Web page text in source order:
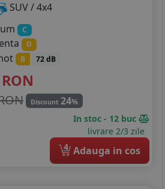
SUV / 4x4
C
D
B 72 dB
RON
Discount 24%
In stoc - 12 buc
livrare 2/3 zile
4 Adauga in cos